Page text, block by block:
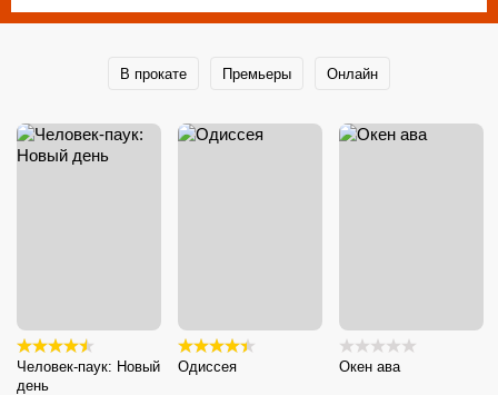
В прокате Премьеры Онлайн
Человек-паук: Новый
день
Одиссея Окен ава